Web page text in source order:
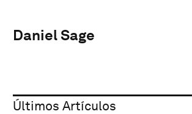
Daniel Sage
Últimos Artículos